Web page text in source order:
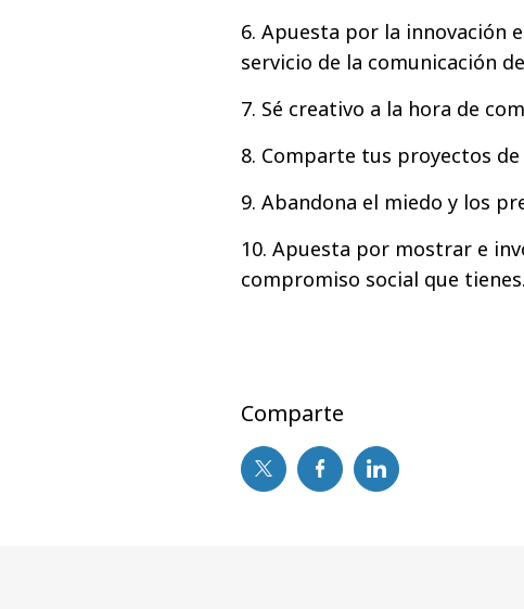
6. Apuesta por la innovación
servicio de la comunicación de
7. Sé creativo a la hora de
8. Comparte tus proyectos de
9. Abandona el miedo y los
10. Apuesta por mostrar e
compromiso social que tienes.
Comparte